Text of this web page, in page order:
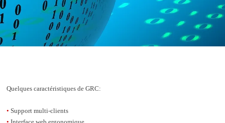
Quelques caractéristiques de GRC:
• Support multi-clients